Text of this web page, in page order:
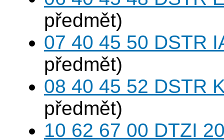
předmět)
07 40 45 50 DSTR
předmět)
08 40 45 52 DSTR
předmět)
10 62 67 00 DTZI